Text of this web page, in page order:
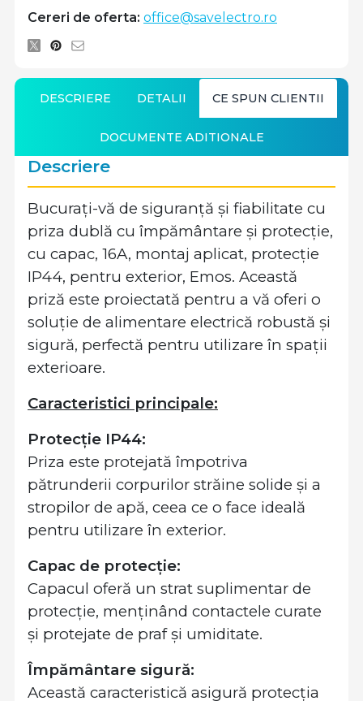
Cereri de oferta: office@savelectro.ro
DESCRIERE DETALII CE SPUN CLIENTII
DOCUMENTE ADITIONALE
Descriere
Bucurați-vă de siguranță și fiabilitate cu
priza dublă cu împământare și protecție,
cu capac, 16A, montaj aplicat, protecție
IP44, pentru exterior, Emos. Această
priză este proiectată pentru a vă oferi o
soluție de alimentare electrică robustă și
sigură, perfectă pentru utilizare în spații
exterioare.
Caracteristici principale:
Protecție IP44:
Priza este protejată împotriva
pătrunderii corpurilor străine solide și a
stropilor de apă, ceea ce o face ideală
pentru utilizare în exterior.
Capac de protecție:
Capacul oferă un strat suplimentar de
protecție, menținând contactele curate
și protejate de praf și umiditate.
Împământare sigură:
Această caracteristică asigură protecția